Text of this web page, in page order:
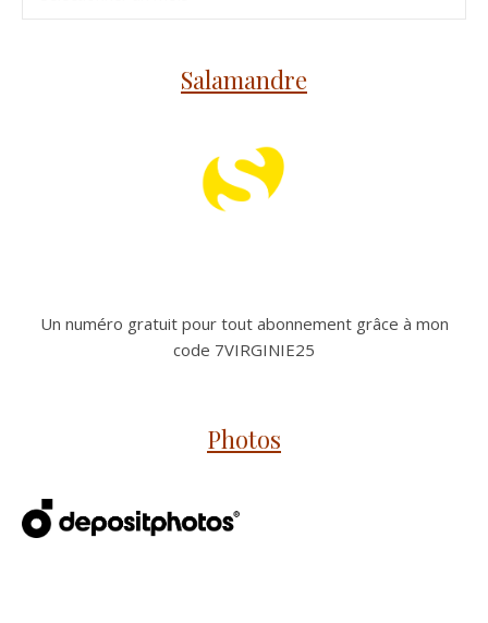
Salamandre
Un numéro gratuit pour tout abonnement grâce à mon
code 7VIRGINIE25
Photos